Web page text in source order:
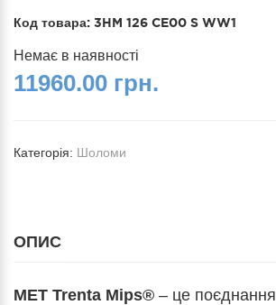
Код товара: 3HM 126 CE00 S WW1
Немає в наявності
11960.00 грн.
Категорія: Шоломи
ОПИС
MET Trenta Mips® – це поєднання